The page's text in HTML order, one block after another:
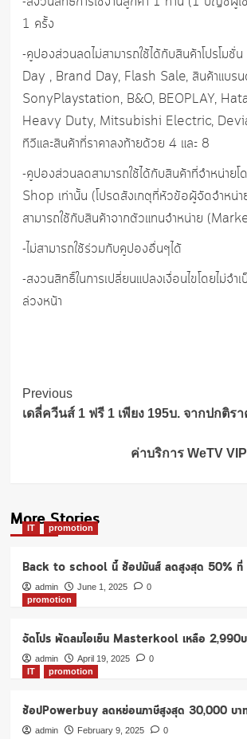
1 ครั้ง
-คูปองส่วนลดไม่สามารถใช้ได้กับสินค้าโปรโม
Day , Brand Day, Flash Sale, สินค้าแบร
SonyPlaystation, B&O, BEOPLAY,
Heavy Duty, Mitsubishi Electric,
ทีวีและสินค้าที่ราคาลงท้ายด้วย 4 และ 8
-คูปองส่วนลดสามารถใช้ได้กับสินค้าที่จำหน่าย
Shop เท่านั้น (โปรดสังเกตุที่หัวข้อผู้จัดจำหน่า
สามารถใช้กับสินค้าจากตัวแทนจำหน่าย
-ไม่สามารถใช้ร่วมกับคูปองอื่นๆได้
-สงวนสิทธิ์ในการเปลี่ยนแปลงเงื่อนไขโดยไม่จำ
ล่วงหน้า
Post
Navigation
Previous
เดลี่ควีนส์ 1 ฟรี 1 เพียง 195บ. จากปกติร
ค่าบริการ WeTV
More Stories
IT promotion
Back to school นี้ ช้อปมันส์ ลดสูงสุด 50%
admin June 1, 2025
0
promotion
จัดโปร พัดลมไอเย็น Masterkool เหลือ 2,990
admin April 19, 2025
0
IT
promotion
ช้อปPowerbuy ลดหย่อนภาษีสูงสุด 30,000 บา
admin February 9, 2025 0